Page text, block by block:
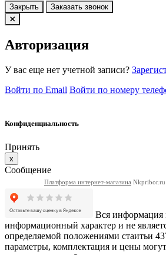
Закрыть Заказать звонок
Авторизация
У вас еще нет учетной записи?
Войти по Email Войти по номеру
Конфиденциальность
Принять
x
Сообщение
Платформа интернет-магазина Nkpribor.ru
Вся информация
информационный характер и не
определяемой положениями стаитьи
параметры, комплектация и цены